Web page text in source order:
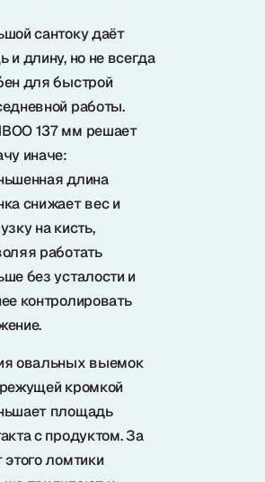
сантоку даёт
и длину, но не всегда
для быстрой
работы.
137 мм решает
иначе:
длина
снижает вес и
на кисть,
работать
без усталости и
контролировать
овальных выемок
кромкой
площадь
с продуктом. За
этого ломтики